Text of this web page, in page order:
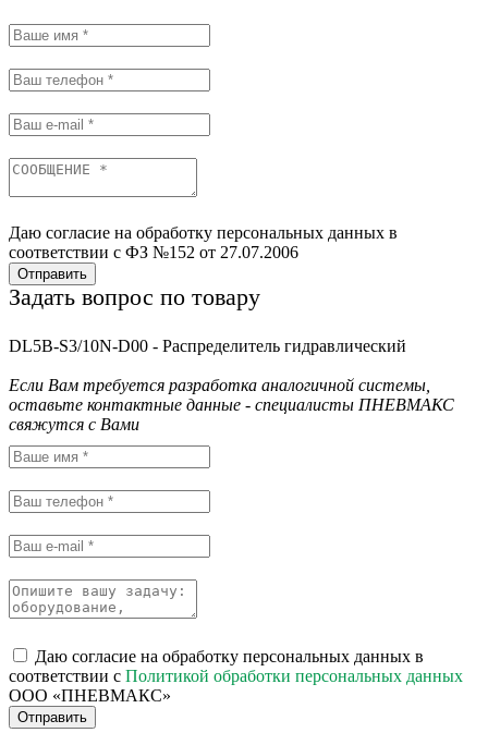
Даю согласие на обработку персональных данных в
соответствии с ФЗ №152 от 27.07.2006
Отправить
Задать вопрос по товару
DL5B-S3/10N-D00 - Распределитель гидравлический
Если Вам требуется разработка аналогичной системы,
оставьте контактные данные - специалисты ПНЕВМАКС
свяжутся с Вами
Даю согласие на обработку персональных данных в
соответствии с Политикой обработки персональных данных
ООО «ПНЕВМАКС»
Отправить